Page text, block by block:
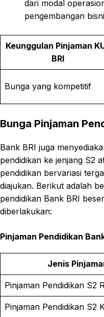
dari modal
pengembangan
Keunggulan Pinjaman
BRI
Bunga yang kompetitif
Bunga Pinjaman
Bank BRI juga
pendidikan ke jenjang S2
pendidikan bervariasi
diajukan. Berikut adalah
pendidikan Bank BRI
diberlakukan:
Pinjaman Pendidikan
Jenis
Pinjaman Pendidikan S2
Pinjaman Pendidikan S2